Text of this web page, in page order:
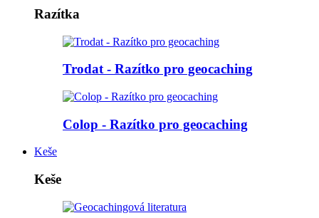
Razítka
Trodat - Razítko pro geocaching
Colop - Razítko pro geocaching
Keše
Keše